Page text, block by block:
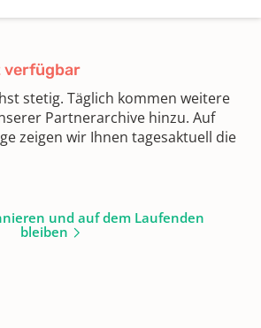
verfügbar
stetig. Täglich kommen weitere
Partnerarchive hinzu. Auf
zeigen wir Ihnen tagesaktuell die
und auf dem Laufenden
bleiben